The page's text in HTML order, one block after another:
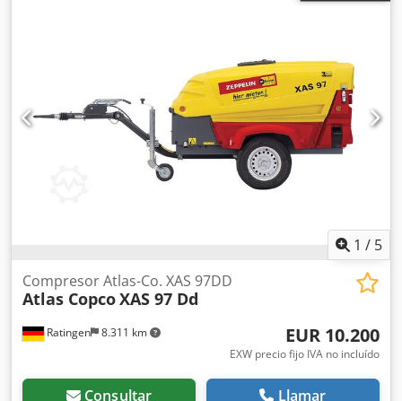
1 / 5
Ratingen 8.311 km
Compresor Atlas-Co. XAS 97DD
Atlas CopcoXAS 97 Dd
EUR 10.200
EXW precio fijo IVA no incluído
Consultar Llamar